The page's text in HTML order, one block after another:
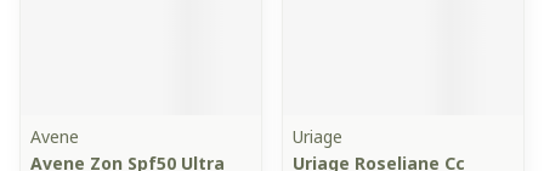
Avene
Avene Zon Spf50 Ultra
Uriage
Uriage Roseliane Cc